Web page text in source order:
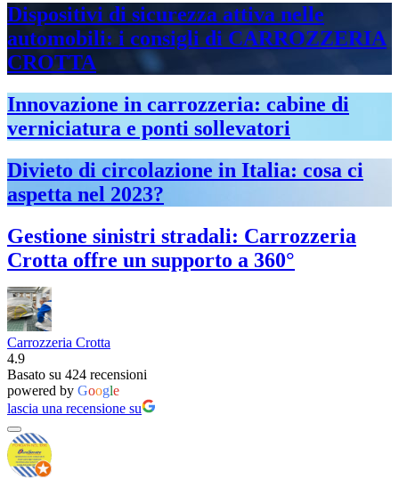
Dispositivi di sicurezza attiva nelle
automobili: i consigli di CARROZZERIA
CROTTA
Innovazione in carrozzeria: cabine di
verniciatura e ponti sollevatori
Divieto di circolazione in Italia: cosa ci
aspetta nel 2023?
Gestione sinistri stradali: Carrozzeria
Crotta offre un supporto a 360°
Carrozzeria Crotta
4.9
Basato su 424 recensioni
powered by Google
lascia una recensione su